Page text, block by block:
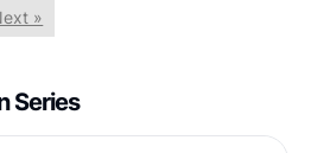
»
Series